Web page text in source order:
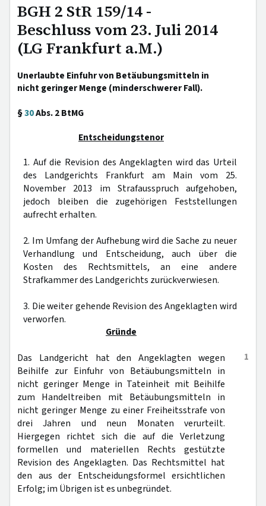
BGH 2 StR 159/14 -
Beschluss vom 23. Juli 2014
(LG Frankfurt a.M.)
Unerlaubte Einfuhr von Betäubungsmitteln in
nicht geringer Menge (minderschwerer Fall).
§30Abs. 2 BtMG
Entscheidungstenor
1. Auf die Revision des Angeklagten wird das Urteil
des Landgerichts Frankfurt am Main vom 25.
November 2013 im Strafausspruch aufgehoben,
jedoch bleiben die zugehörigen Feststellungen
aufrecht erhalten.
2. Im Umfang der Aufhebung wird die Sache zu neuer
Verhandlung und Entscheidung, auch über die
Kosten des Rechtsmittels, an eine andere
Strafkammer des Landgerichts zurückverwiesen.
3. Die weiter gehende Revision des Angeklagten wird
verworfen.
Gründe
1
Das Landgericht hat den Angeklagten wegen
Beihilfe zur Einfuhr von Betäubungsmitteln in
nicht geringer Menge in Tateinheit mit Beihilfe
zum Handeltreiben mit Betäubungsmitteln in
nicht geringer Menge zu einer Freiheitsstrafe von
drei Jahren und neun Monaten verurteilt.
Hiergegen richtet sich die auf die Verletzung
formellen und materiellen Rechts gestützte
Revision des Angeklagten. Das Rechtsmittel hat
den aus der Entscheidungsformel ersichtlichen
Erfolg; im Übrigen ist es unbegründet.